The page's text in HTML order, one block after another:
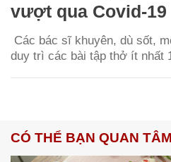
vượt qua Covid-19
Các bác sĩ khuyên, dù sốt,
duy trì các bài tập thở ít nhất
CÓ THỂ BẠN QUAN TÂM